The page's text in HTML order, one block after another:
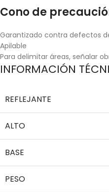
Cono de
Garantizado contra defectos
Apilable
Para delimitar áreas, señalar
INFORMACIÓN
REFLEJANTE
ALTO
BASE
PESO